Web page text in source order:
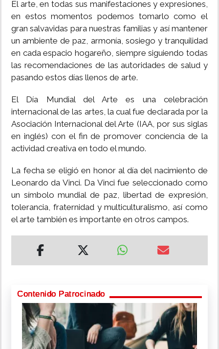
El arte, en todas sus manifestaciones y expresiones,
en estos momentos podemos tomarlo como el
gran salvavidas para nuestras familias y así mantener
un ambiente de paz, armonía, sosiego y tranquilidad
en cada espacio hogareño, siempre siguiendo todas
las recomendaciones de las autoridades de salud y
pasando estos días llenos de arte.
El Día Mundial del Arte es una celebración
internacional de las artes, la cual fue declarada por la
Asociación Internacional del Arte (IAA, por sus siglas
en inglés) con el fin de promover conciencia de la
actividad creativa en todo el mundo.
La fecha se eligió en honor al día del nacimiento de
Leonardo da Vinci. Da Vinci fue seleccionado como
un símbolo mundial de paz, libertad de expresión,
tolerancia, fraternidad y multiculturalismo, así como
el arte también es importante en otros campos.
Contenido Patrocinado